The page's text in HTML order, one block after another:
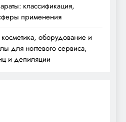
классификация,
применения
оборудование и
для ногтевого сервиса,
и депиляции